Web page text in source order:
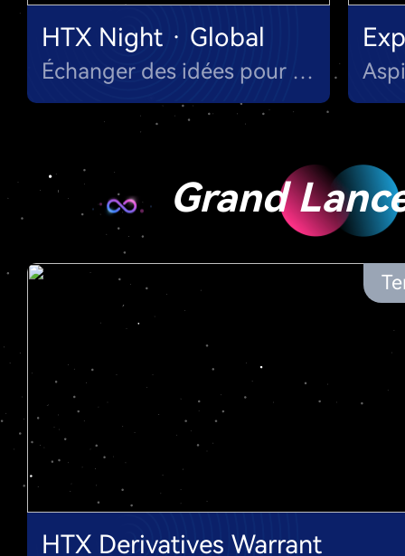
HTX Night · Global
Échanger des idées pour une soirée de discussions constructives
Grand
HTX Derivatives Warrant